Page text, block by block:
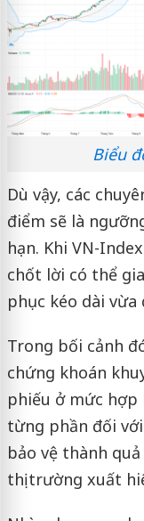
Biểu
Dù vậy, các
điểm sẽ là
hạn. Khi VN-
chốt lời có thể
phục kéo dài vừa
Trong bối cảnh
chứng khoán
phiếu ở mức hợp
từng phần đối
bảo vệ thành
thị trường xuất